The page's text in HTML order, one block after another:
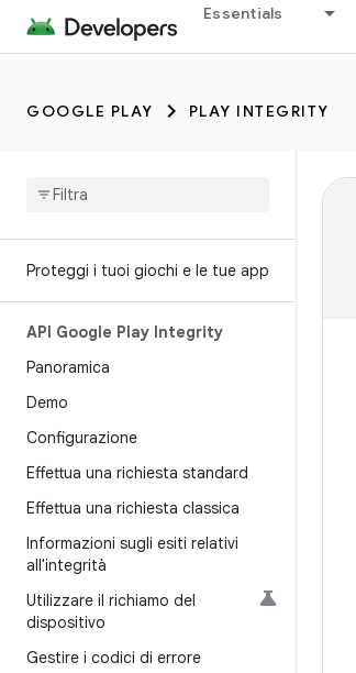
Essentials
GOOGLE PLAY PLAY INTEGRITY
Proteggi i tuoi giochi e le tue app
API Google Play Integrity
Panoramica
Demo
Configurazione
Effettua una richiesta standard
Effettua una richiesta classica
Informazioni sugli esiti relativi
all'integrità
Utilizzare il richiamo del
dispositivo
Gestire i codici di errore